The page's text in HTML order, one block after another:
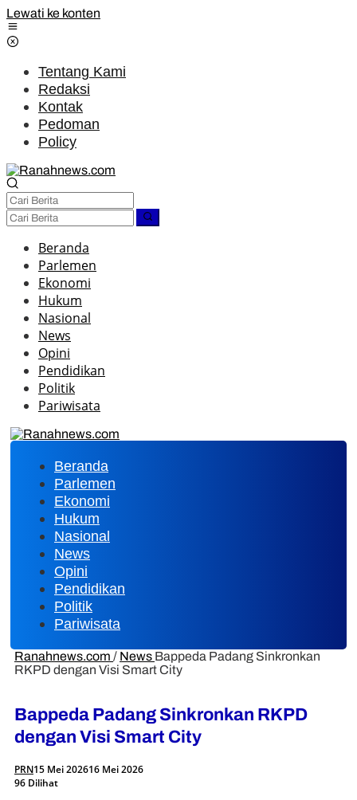
Lewati ke konten
Tentang Kami
Redaksi
Kontak
Pedoman
Policy
Beranda
Parlemen
Ekonomi
Hukum
Nasional
News
Opini
Pendidikan
Politik
Pariwisata
Beranda
Parlemen
Ekonomi
Hukum
Nasional
News
Opini
Pendidikan
Politik
Pariwisata
Ranahnews.com / News Bappeda Padang Sinkronkan
RKPD dengan Visi Smart City
Bappeda Padang Sinkronkan RKPD
dengan Visi Smart City
PRN15 Mei 202616 Mei 2026
96 Dilihat